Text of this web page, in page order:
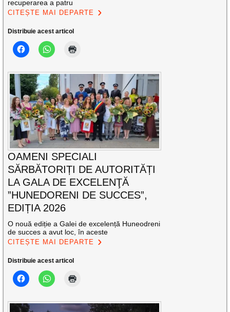
recuperarea a patru
CITEȘTE MAI DEPARTE
Distribuie acest articol
OAMENI SPECIALI
SĂRBĂTORIȚI DE AUTORITĂȚI
LA GALA DE EXCELENŢĂ
”HUNEDORENI DE SUCCES”,
EDIȚIA 2026
O nouă ediție a Galei de excelență Huneodreni
de succes a avut loc, în aceste
CITEȘTE MAI DEPARTE
Distribuie acest articol